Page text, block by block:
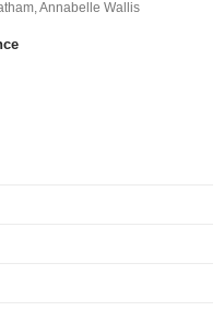
Annabelle Wallis